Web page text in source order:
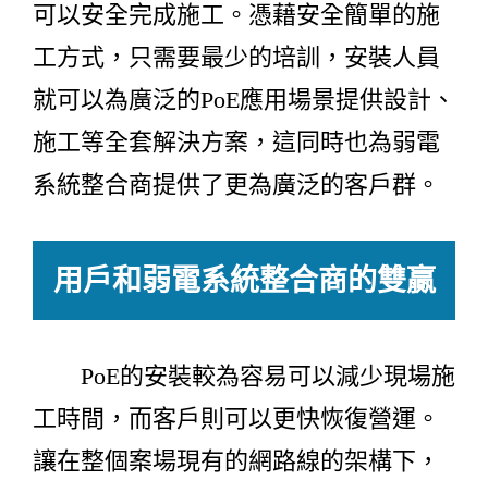
可以安全完成施工。憑藉安全簡單的施
工方式，只需要最少的培訓，安裝人員
就可以為廣泛的PoE應用場景提供設計、
施工等全套解決方案，這同時也為弱電
系統整合商提供了更為廣泛的客戶群。
用戶和弱電系統整合商的雙贏
PoE的安裝較為容易可以減少現場施
工時間，而客戶則可以更快恢復營運。
讓在整個案場現有的網路線的架構下，